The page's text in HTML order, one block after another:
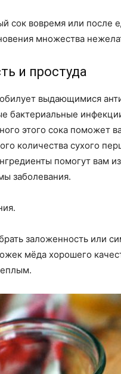
сок вовремя или после
множества
и простуда
выдающимися
бактериальные
этого сока поможет
количества сухого
помогут вам
заболевания.
заложенность или
мёда хорошего